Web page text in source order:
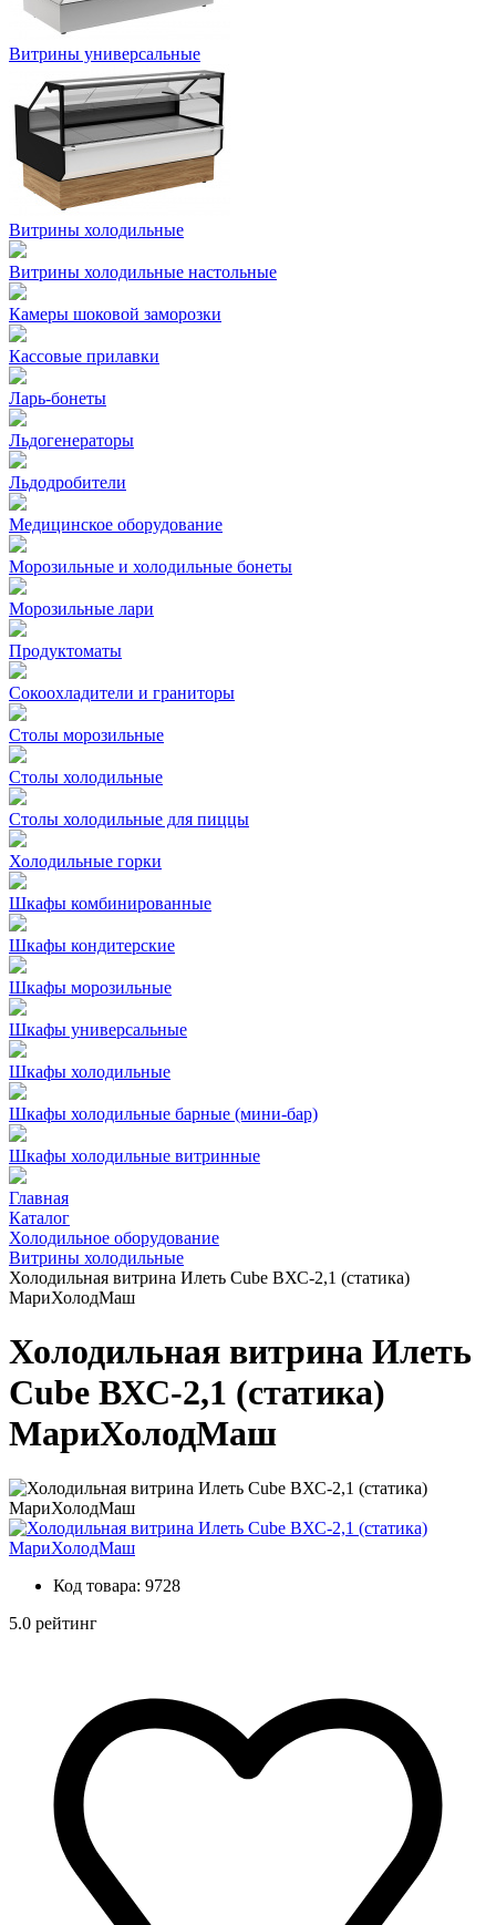
Витрины универсальные
Витрины холодильные
Витрины холодильные настольные
Камеры шоковой заморозки
Кассовые прилавки
Ларь-бонеты
Льдогенераторы
Льдодробители
Медицинское оборудование
Морозильные и холодильные бонеты
Морозильные лари
Продуктоматы
Сокоохладители и граниторы
Столы морозильные
Столы холодильные
Столы холодильные для пиццы
Холодильные горки
Шкафы комбинированные
Шкафы кондитерские
Шкафы морозильные
Шкафы универсальные
Шкафы холодильные
Шкафы холодильные барные (мини-бар)
Шкафы холодильные витринные
Главная
Каталог
Холодильное оборудование
Витрины холодильные
Холодильная витрина Илеть Cube ВХС-2,1 (статика)
МариХолодМаш
Холодильная витрина Илеть
Cube ВХС-2,1 (статика)
МариХолодМаш
Код товара: 9728
5.0 рейтинг